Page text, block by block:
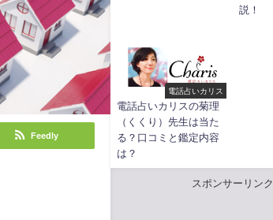
Feedly
説！
電話占いカリス
電話占いカリスの菊理
（くくり）先生は当た
る？口コミと鑑定内容
は？
スポンサーリンク